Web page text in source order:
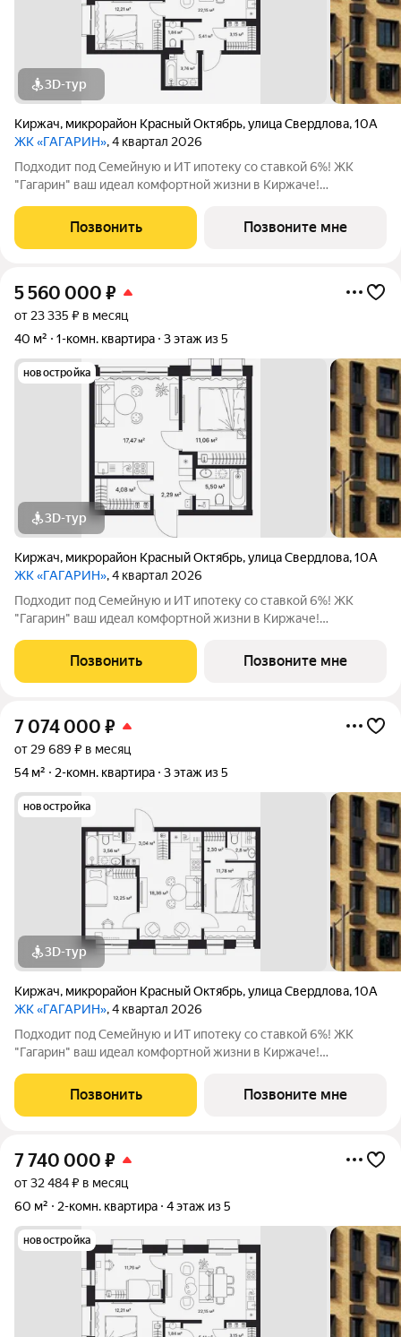
3D-тур
Киржач, микрорайон Красный Октябрь,улица Свердлова,10А
ЖК «ГАГАРИН», 4 квартал 2026
Подходит под Семейную и ИТ ипотеку со ставкой 6%! ЖК
"Гагарин" ваш идеал комфортной жизни в Киржаче!
класса "Комфорт+" сочетает современные технологии,
продуманную инфраструктуру и уютную
Позвонить Позвоните мне
5 560 000 ₽
от 23 335 ₽ в месяц
40 м²
1-комн. квартира 3 этаж из 5
новостройка
3D-тур
Киржач, микрорайон Красный Октябрь,улица Свердлова,10А
ЖК «ГАГАРИН», 4 квартал 2026
Подходит под Семейную и ИТ ипотеку со ставкой 6%! ЖК
"Гагарин" ваш идеал комфортной жизни в Киржаче!
класса "Комфорт+" сочетает современные технологии,
продуманную инфраструктуру и уютную
Позвонить Позвоните мне
7 074 000 ₽
от 29 689 ₽ в месяц
54 м²
2-комн. квартира 3 этаж из 5
новостройка
3D-тур
Киржач, микрорайон Красный Октябрь,улица Свердлова,10А
ЖК «ГАГАРИН», 4 квартал 2026
Подходит под Семейную и ИТ ипотеку со ставкой 6%! ЖК
"Гагарин" ваш идеал комфортной жизни в Киржаче!
класса "Комфорт+" сочетает современные технологии,
продуманную инфраструктуру и уютную
Позвонить Позвоните мне
7 740 000 ₽
от 32 484 ₽ в месяц
60 м²
2-комн. квартира 4 этаж из 5
новостройка